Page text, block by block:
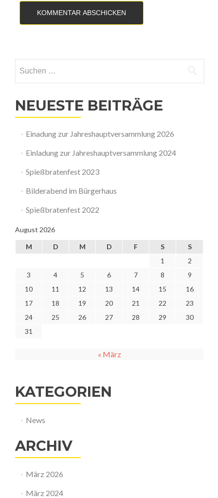
nach:
NEUESTE BEITRÄGE
Einadung zur Jahreshauptversammlung 2026
Einladung zur Jahreshauptversammlung 2024
Spießbratenfest 2023
Bilderabend im Bürgerhaus
Spießbratenfest 2022
August 2026
M D M D F S
S
1
2
3
4 5 6 7 8
9
10
11 12 13 14 15
16
17
18 19 20 21 22
23
24
25 26 27 28 29
30
31
« März
KATEGORIEN
News
ARCHIV
März 2026
März 2024